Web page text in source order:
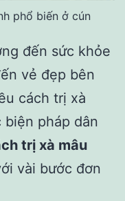
phổ biến ở cún
đến sức khỏe
vẻ đẹp bên
cách trị xà
pháp dân
trị xà mâu
vài bước đơn